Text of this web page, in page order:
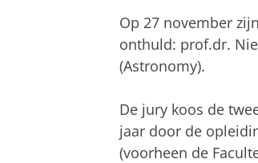
Op 27 november
onthuld: prof.dr.
(Astronomy).
De jury koos de
jaar door de
(voorheen de